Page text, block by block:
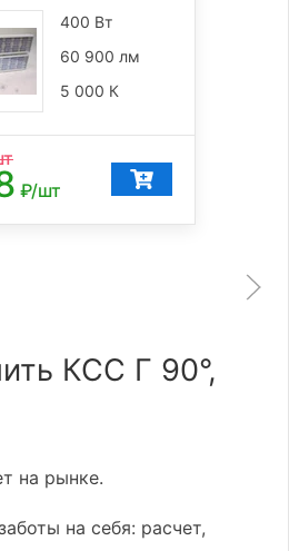
400 Вт
60 900 лм
5 000 К
₽/шт
КСС Г 90°,
на рынке.
на себя: расчет,